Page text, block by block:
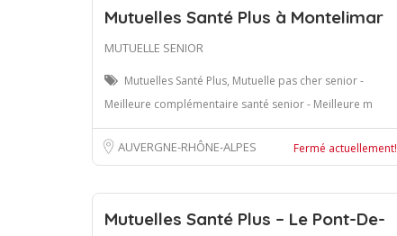
Mutuelles Santé Plus à Montelimar
MUTUELLE SENIOR
Mutuelles Santé Plus, Mutuelle pas cher senior -
Meilleure complémentaire santé senior - Meilleure m
AUVERGNE-RHÔNE-ALPES Fermé actuellement!
Mutuelles Santé Plus – Le Pont-De-